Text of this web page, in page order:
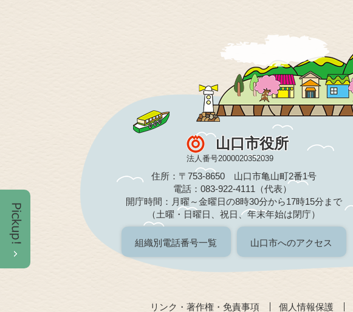
山口市役所
法人番号2000020352039
住所：〒753-8650 山口市亀山町2番1号
電話：083-922-4111（代表）
開庁時間：月曜～金曜日の8時30分から17時15分まで
（土曜・日曜日、祝日、年末年始は閉庁）
組織別電話番号一覧 山口市へのアクセス
リンク・著作権・免責事項 個人情報保護